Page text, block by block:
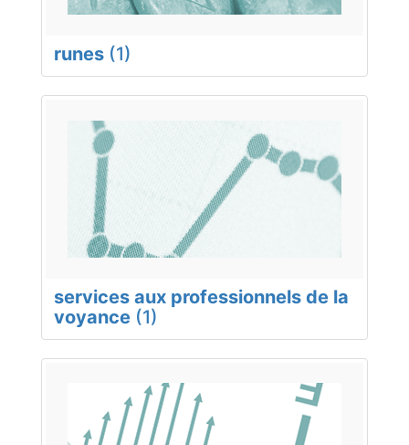
runes (1)
services aux professionnels de la
voyance (1)